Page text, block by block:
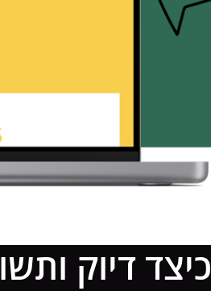
כיצד דיוק